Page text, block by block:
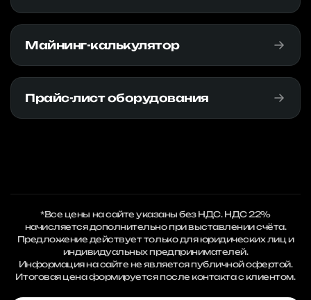
Майнинг-калькулятор
Прайс-лист оборудования
*Все цены на сайте указаны без НДС. НДС 22%
начисляется дополнительно при выставлении счёта.
Предложение действует только для юридических лиц и
индивидуальных предпринимателей.
Информация на сайте не является публичной офертой.
Итоговая цена формируется после контакта с клиентом.